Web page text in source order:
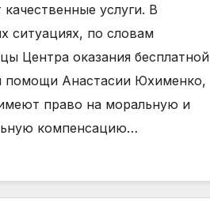
услуги. В
ситуациях, по словам
Центра оказания бесплатной
помощи Анастасии Юхименко,
право на моральную и
компенсацию…